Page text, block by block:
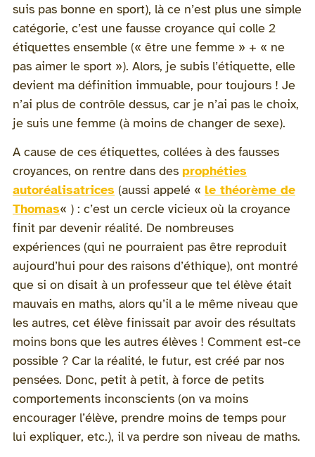
suis pas bonne en sport), là ce n’est plus une simple
catégorie, c’est une fausse croyance qui colle 2
étiquettes ensemble (« être une femme » + « ne
pas aimer le sport »). Alors, je subis l’étiquette, elle
devient ma définition immuable, pour toujours ! Je
n’ai plus de contrôle dessus, car je n’ai pas le choix,
je suis une femme (à moins de changer de sexe).
A cause de ces étiquettes, collées à des fausses
croyances, on rentre dans des prophéties
autoréalisatrices (aussi appelé « le théorème de
Thomas« ) : c’est un cercle vicieux où la croyance
finit par devenir réalité. De nombreuses
expériences (qui ne pourraient pas être reproduit
aujourd’hui pour des raisons d’éthique), ont montré
que si on disait à un professeur que tel élève était
mauvais en maths, alors qu’il a le même niveau que
les autres, cet élève finissait par avoir des résultats
moins bons que les autres élèves ! Comment est-ce
possible ? Car la réalité, le futur, est créé par nos
pensées. Donc, petit à petit, à force de petits
comportements inconscients (on va moins
encourager l’élève, prendre moins de temps pour
lui expliquer, etc.), il va perdre son niveau de maths.